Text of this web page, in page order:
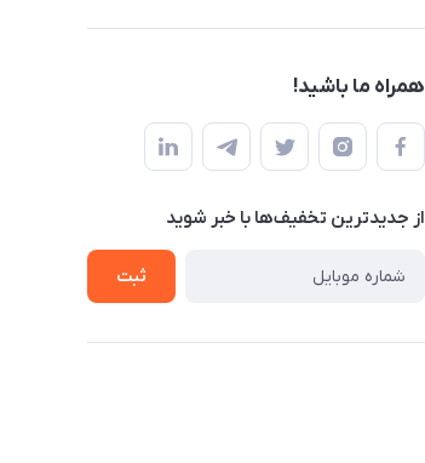
همراه ما باشید!
از جدید‌ترین تخفیف‌ها با‌ خبر شوید
ثبت